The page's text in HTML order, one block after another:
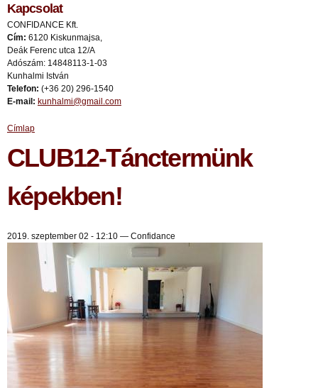
Kapcsolat
CONFIDANCE Kft.
Cím: 6120 Kiskunmajsa,
Deák Ferenc utca 12/A
Adószám: 14848113-1-03
Kunhalmi István
Telefon: (+36 20) 296-1540
E-mail: kunhalmi@gmail.com
Jelenlegi hely
Címlap
CLUB12-Tánctermünk
képekben!
2019. szeptember 02 - 12:10 — Confidance